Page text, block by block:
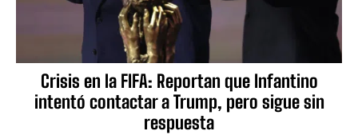
Crisis en la FIFA: Reportan que Infantino
intentó contactar a Trump, pero sigue sin
respuesta